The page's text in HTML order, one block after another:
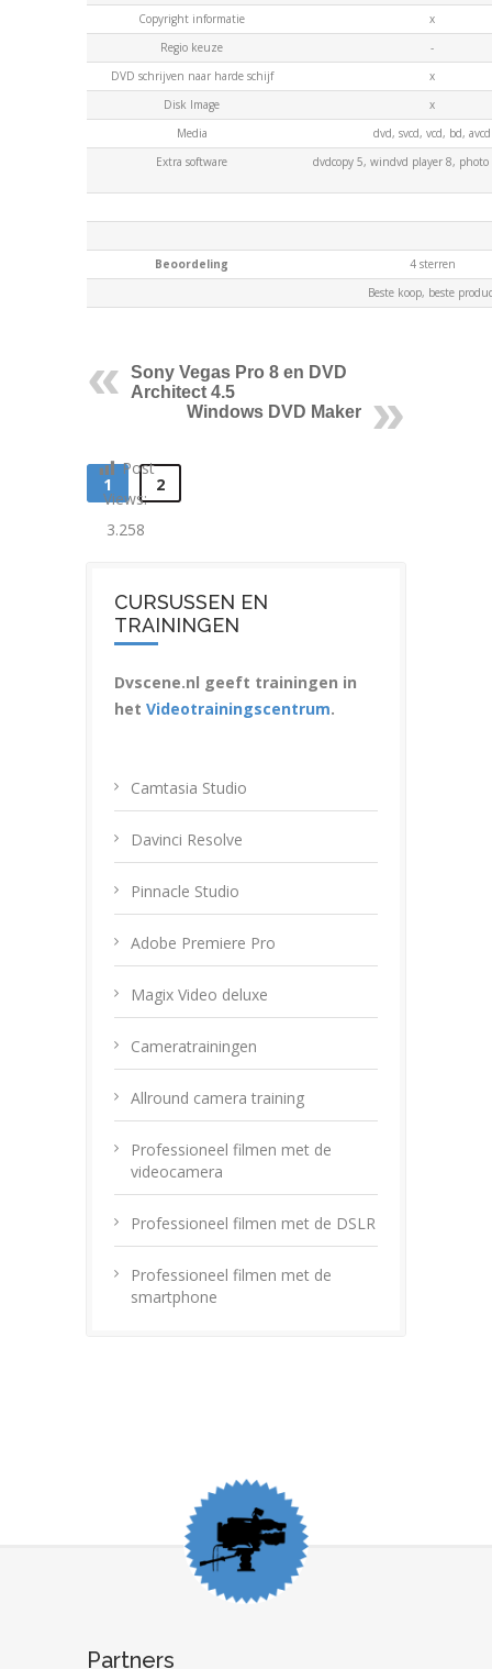
Copyright informatie
x
Regio keuze
-
DVD schrijven naar harde schijf
x
Disk Image
x
Media
dvd, svcd, vcd, bd, avcd
Extra software
dvdcopy 5, windvd player 8, photo
Beoordeling
4 sterren
Beste koop, beste
Sony Vegas Pro 8 en DVD
Architect 4.5
Windows DVD Maker
Post
Views:
3.258
1 2
CURSUSSEN EN
TRAININGEN
Dvscene.nl geeft trainingen in
het Videotrainingscentrum.
Camtasia Studio
Davinci Resolve
Pinnacle Studio
Adobe Premiere Pro
Magix Video deluxe
Cameratrainingen
Allround camera training
Professioneel filmen met de
videocamera
Professioneel filmen met de DSLR
Professioneel filmen met de
smartphone
Partners